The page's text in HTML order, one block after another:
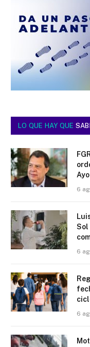
LO QUE HAY QUE
6
Sol
6
6